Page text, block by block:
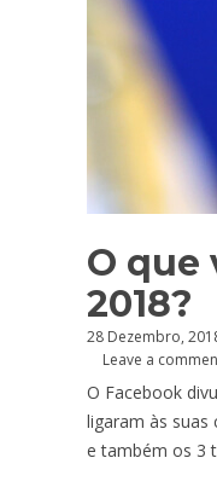
O que
2018?
28 Dezembro,
Leave a
O Facebook
ligaram às suas
e também os 3